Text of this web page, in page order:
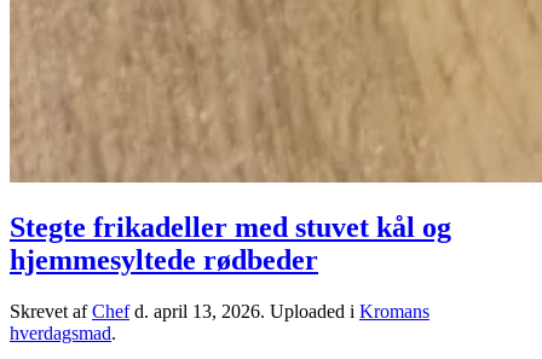
Stegte frikadeller med stuvet kål og
hjemmesyltede rødbeder
Skrevet afChefd. april 13, 2026. Uploaded i Kromans
hverdagsmad.